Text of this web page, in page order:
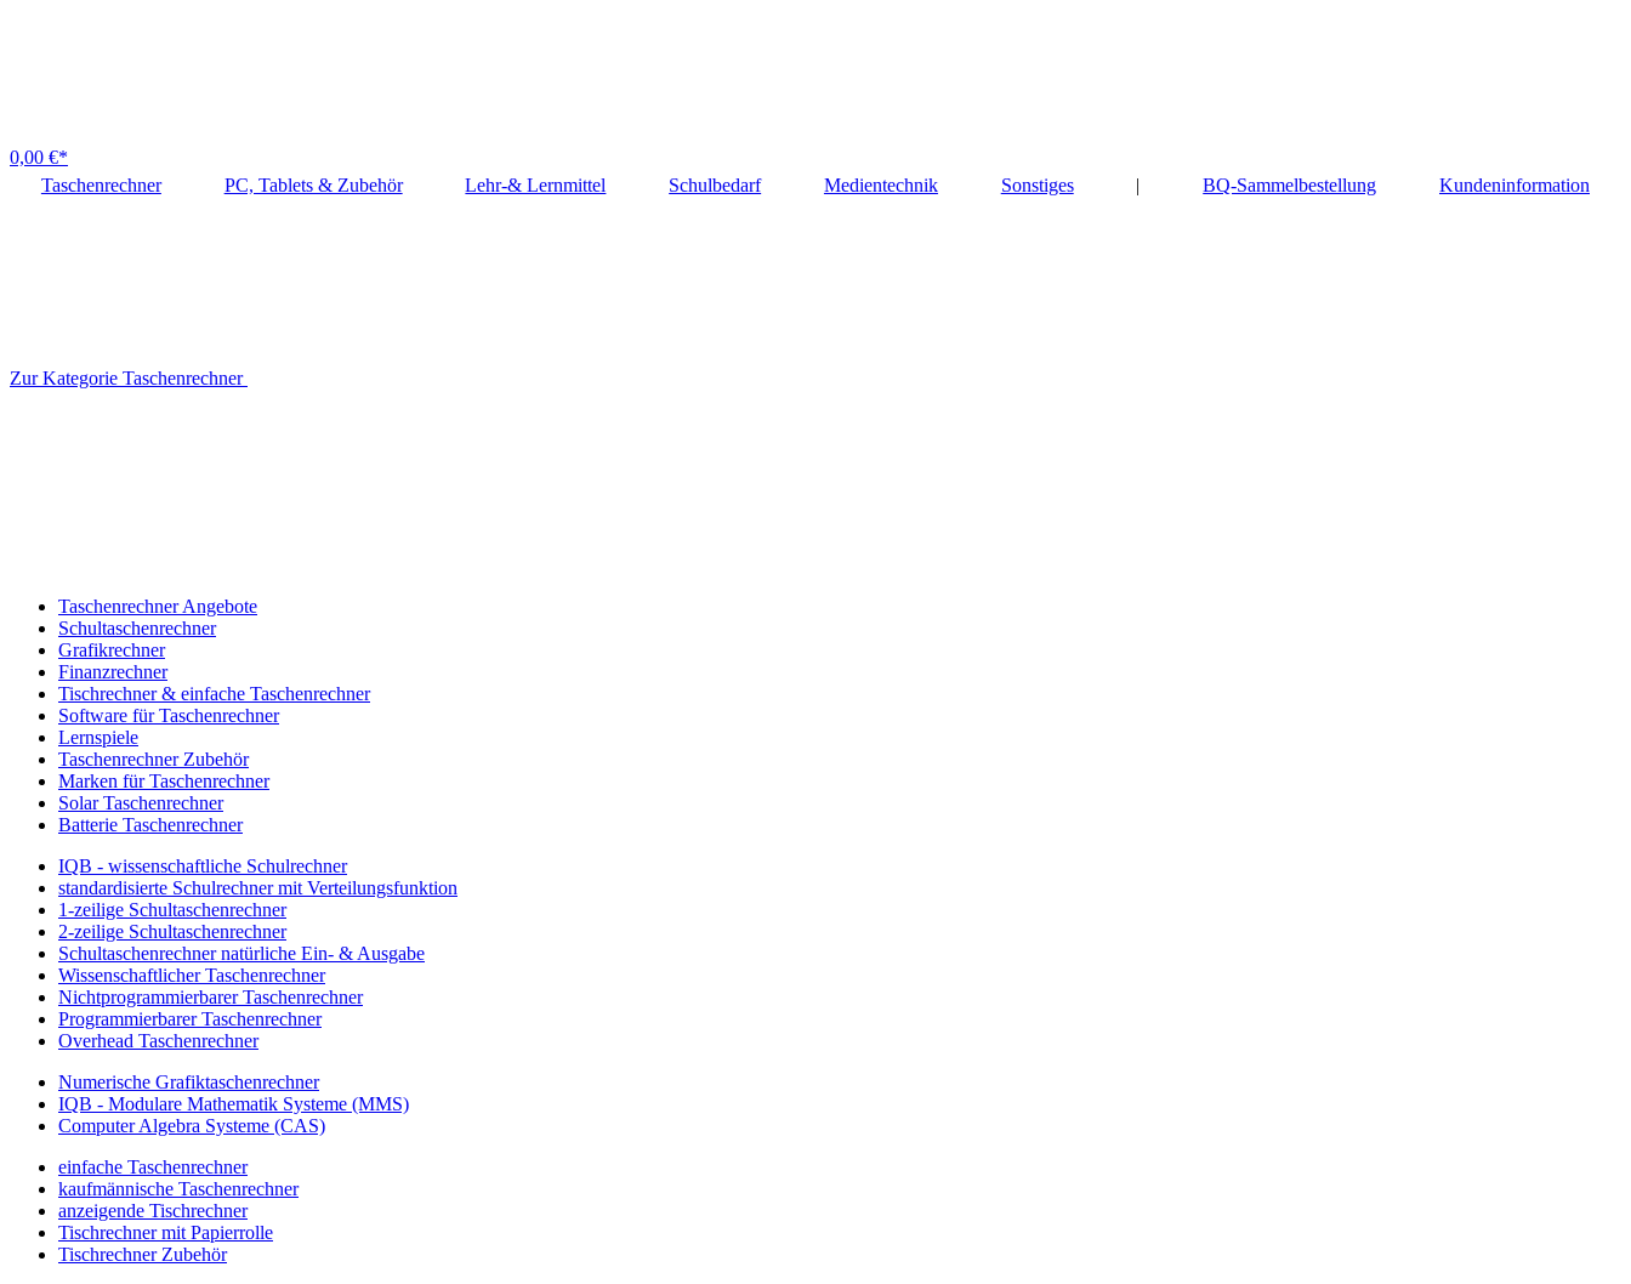
0,00 €*
Taschenrechner
PC, Tablets & Zubehör Lehr-& Lernmittel Schulbedarf Medientechnik Sonstiges | BQ-Sammelbestellung Kundeninformation
Zur Kategorie Taschenrechner
Taschenrechner Angebote
Schultaschenrechner
Grafikrechner
Finanzrechner
Tischrechner & einfache Taschenrechner
Software für Taschenrechner
Lernspiele
Taschenrechner Zubehör
Marken für Taschenrechner
Solar Taschenrechner
Batterie Taschenrechner
IQB - wissenschaftliche Schulrechner
standardisierte Schulrechner mit Verteilungsfunktion
1-zeilige Schultaschenrechner
2-zeilige Schultaschenrechner
Schultaschenrechner natürliche Ein- & Ausgabe
Wissenschaftlicher Taschenrechner
Nichtprogrammierbarer Taschenrechner
Programmierbarer Taschenrechner
Overhead Taschenrechner
Numerische Grafiktaschenrechner
IQB - Modulare Mathematik Systeme (MMS)
Computer Algebra Systeme (CAS)
einfache Taschenrechner
kaufmännische Taschenrechner
anzeigende Tischrechner
Tischrechner mit Papierrolle
Tischrechner Zubehör